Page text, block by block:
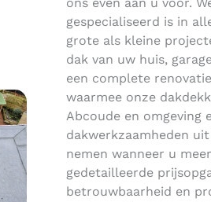
gespecialiseerd is in
grote als kleine
dak van uw huis,
een complete
waarmee onze
Abcoude en omgeving
dakwerkzaamheden
nemen wanneer u
gedetailleerde
betrouwbaarheid en